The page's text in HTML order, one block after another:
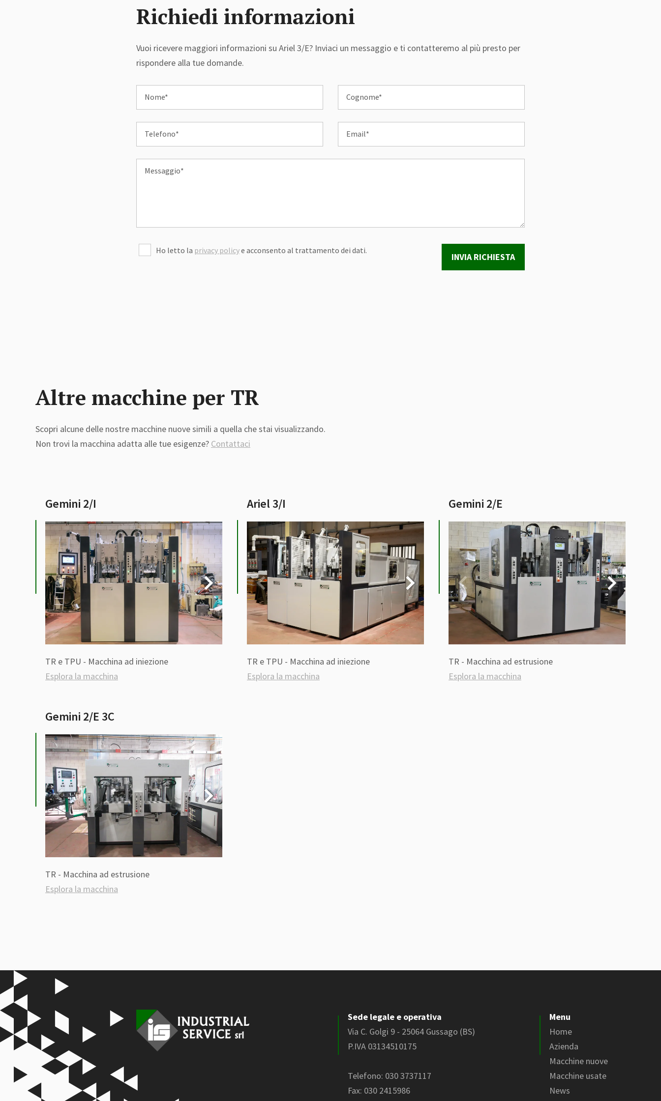
Richiedi informazioni
Vuoi ricevere maggiori informazioni su Ariel 3/E? Inviaci un messaggio e ti contatteremo al più presto per
rispondere alla tue domande.
Nome* Cognome*
Telefono* Email*
Messaggio*
Ho letto la privacy policye acconsento al trattamento dei dati.
INVIA RICHIESTA
Altre macchine per TR
Scopri alcune delle nostre macchine nuove simili a quella che stai visualizzando.
Non trovi la macchina adatta alle tue esigenze? Contattaci
Gemini 2/I
TR e TPU - Macchina ad iniezione
Esplora la macchina
Ariel 3/I
TR e TPU - Macchina ad iniezione
Esplora la macchina
Gemini 2/E
TR - Macchina ad estrusione
Esplora la macchina
Gemini 2/E 3C
TR - Macchina ad estrusione
Esplora la macchina
Sede legale e operativa
Via C. Golgi 9 - 25064 Gussago (BS)
P.IVA 03134510175
Telefono: 030 3737117
Fax: 030 2415986
Menu
Home
Azienda
Macchine nuove
Macchine usate
News